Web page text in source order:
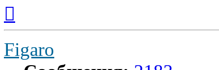
началу
Figaro